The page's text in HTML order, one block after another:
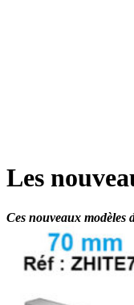
Les
Ces nouveaux modèles